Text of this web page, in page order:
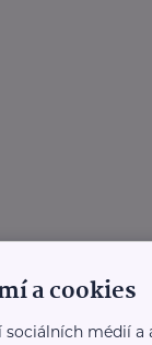
a cookies
médií a